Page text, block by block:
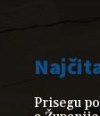
Prisegu